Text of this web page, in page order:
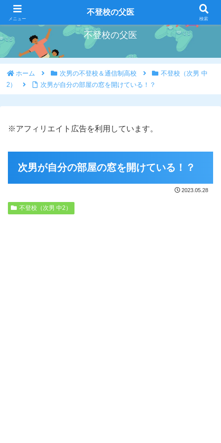
好きな事を好きな時にやろう
不登校の父医
ホーム 次男の不登校＆通信制高校
不登校（次男 中
2）
次男が自分の部屋の窓を開けている！？
※アフィリエイト広告を利用しています。
次男が自分の部屋の窓を開けている！？
2023.05.28
不登校（次男 中2）
メニュー
不登校の父医
検索